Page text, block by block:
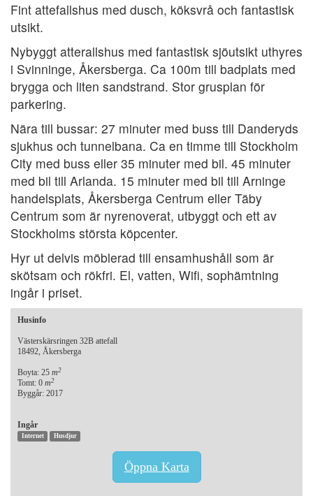
Fint attefallshus med dusch, köksvrå och fantastisk
utsikt.
Nybyggt atterallshus med fantastisk sjöutsikt uthyres
i Svinninge, Åkersberga. Ca 100m till badplats med
brygga och liten sandstrand. Stor grusplan för
parkering.
Nära till bussar: 27 minuter med buss till Danderyds
sjukhus och tunnelbana. Ca en timme till Stockholm
City med buss eller 35 minuter med bil. 45 minuter
med bil till Arlanda. 15 minuter med bil till Arninge
handelsplats, Åkersberga Centrum eller Täby
Centrum som är nyrenoverat, utbyggt och ett av
Stockholms största köpcenter.
Hyr ut delvis möblerad till ensamhushåll som är
skötsam och rökfri. El, vatten, Wifi, sophämtning
ingår i priset.
Husinfo
Västerskärsringen 32B attefall
18492, Åkersberga
Boyta: 25 m 2
Tomt: 0 m 2
Byggår: 2017
Ingår
Internet Husdjur
Öppna Karta